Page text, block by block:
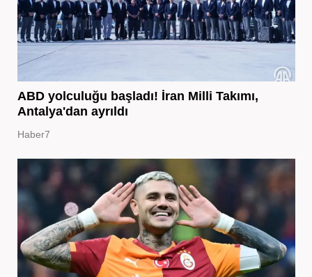
ABD yolculuğu başladı! İran Milli Takımı,
Antalya'dan ayrıldı
Haber7